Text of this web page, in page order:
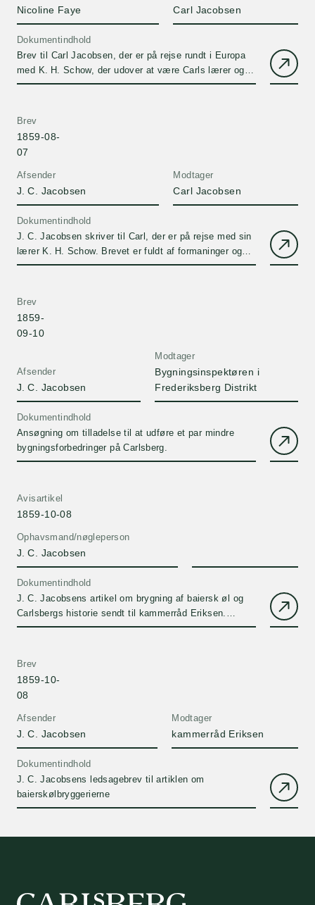
Nicoline Faye Carl Jacobsen
Dokumentindhold
Brev til Carl Jacobsen, der er på rejse rundt i Europa
med K. H. Schow, der udover at være Carls lærer også
skulle hjælpe Carl af med sin stammen.
Afsender
J. C. Jacobsen
Brev
1859-08-
07
Modtager
Carl Jacobsen
Dokumentindhold
J. C. Jacobsen skriver til Carl, der er på rejse med sin
lærer K. H. Schow. Brevet er fuldt af formaninger og
holdt i en alfaderlig tone. I slutningen kommenterer J.
Afsender
J. C. Jacobsen
Brev
1859-
09-10
Modtager
Bygningsinspektøren i
Frederiksberg Distrikt
Dokumentindhold
Ansøgning om tilladelse til at udføre et par mindre
bygningsforbedringer på Carlsberg.
Ophavsmand/nøgleperson
J. C. Jacobsen
Avisartikel
1859-10-08
Dokumentindhold
J. C. Jacobsens artikel om brygning af baiersk øl og
Carlsbergs historie sendt til kammerråd Eriksen.
Artiklen er en meget vigtig førstehåndskilde til
Afsender
J. C. Jacobsen
Brev
1859-10-
08
Modtager
kammerråd Eriksen
Dokumentindhold
J. C. Jacobsens ledsagebrev til artiklen om
baierskølbryggerierne